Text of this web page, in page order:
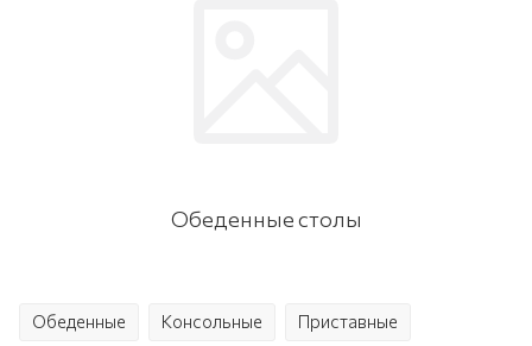
Обеденные столы
Обеденные Консольные Приставные